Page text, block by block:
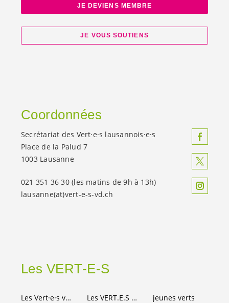
Les VERT-E-S
Les Vert·e·s vaudois·es Les VERT.E.S jeunes verts
JE DEVIENS MEMBRE
JE VOUS SOUTIENS
Coordonnées
Secrétariat des Vert·e·s lausannois·e·s
Place de la Palud 7
1003 Lausanne
021 351 36 30 (les matins de 9h à 13h)
lausanne(at)vert-e-s-vd.ch